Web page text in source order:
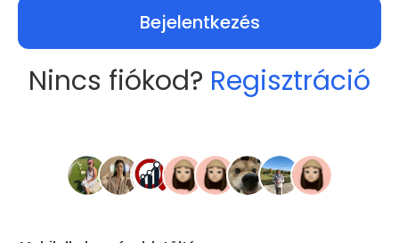
Bejelentkezés
Nincs fiókod? Regisztráció